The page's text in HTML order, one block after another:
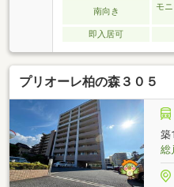
南向き
モ
即入居可
プリオーレ柏の森３０５
築
総